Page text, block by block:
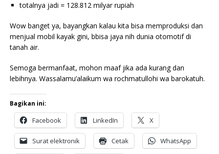
totalnya jadi = 128.812 milyar rupiah
Wow banget ya, bayangkan kalau kita bisa memproduksi dan
menjual mobil kayak gini, bbisa jaya nih dunia otomotif di
tanah air.
Semoga bermanfaat, mohon maaf jika ada kurang dan
lebihnya. Wassalamu’alaikum wa rochmatullohi wa barokatuh.
Bagikan ini:
Facebook LinkedIn X
Surat elektronik Cetak WhatsApp